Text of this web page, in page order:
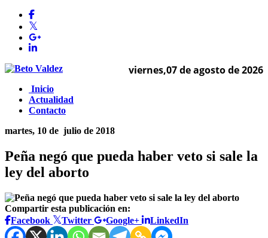
viernes,07 de agosto de 2026
Inicio
Actualidad
Contacto
martes, 10 de julio de 2018
Peña negó que pueda haber veto si sale la
ley del aborto
Compartir esta publicación en:
Facebook
Twitter Google+ LinkedIn